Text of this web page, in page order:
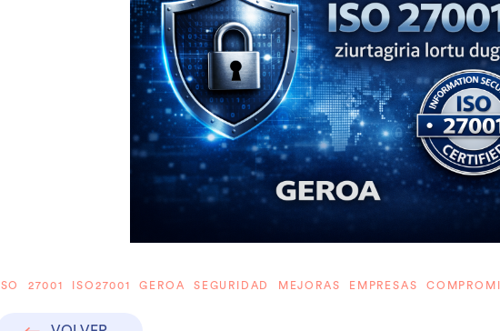
ISO 27001 ISO27001 GEROA SEGURIDAD MEJORAS EMPRESAS